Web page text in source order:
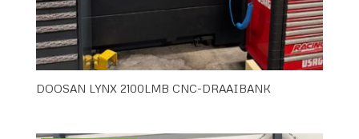
DOOSAN LYNX 2100LMB CNC-DRAAIBANK